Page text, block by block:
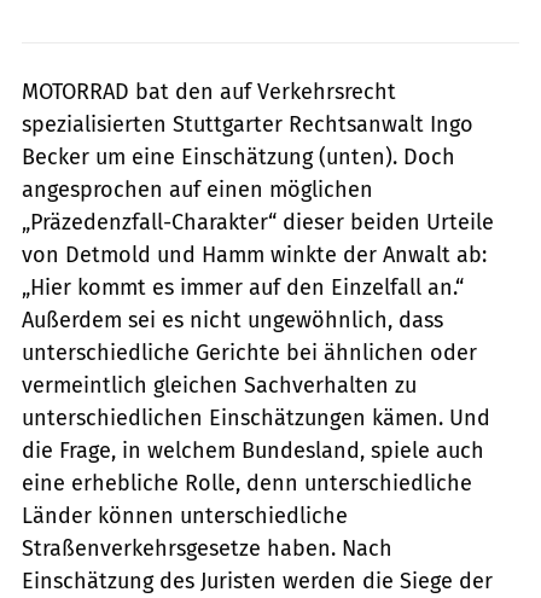
MOTORRAD bat den auf Verkehrsrecht
spezialisierten Stuttgarter Rechtsanwalt Ingo
Becker um eine Einschätzung (unten). Doch
angesprochen auf einen mög­lichen
„Präzedenzfall-Charakter“ dieser beiden Urteile
von Detmold und Hamm winkte der Anwalt ab:
„Hier kommt es immer auf den Einzelfall an.“
Außerdem sei es nicht ungewöhnlich, dass
unterschiedliche Gerichte bei ähnlichen oder
vermeintlich gleichen Sachverhalten zu
unterschied­lichen Einschätzungen kämen. Und
die Frage, in welchem Bundesland, spiele auch
eine erhebliche Rolle, denn unterschiedliche
Länder können unterschied­liche
Straßenverkehrsgesetze haben. Nach
Einschätzung des Juristen werden die Siege der